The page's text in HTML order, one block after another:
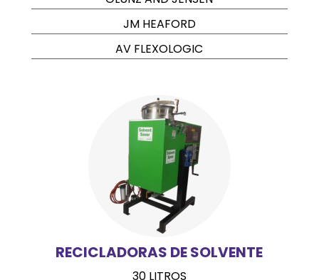
JM HEAFORD
AV FLEXOLOGIC
RECICLADORAS DE SOLVENTE
30 LITROS